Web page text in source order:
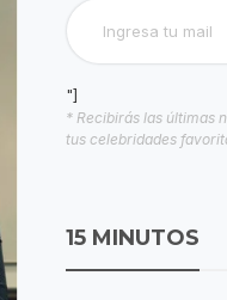
"]
* Recibirás las últimas
tus celebridades
15 MINUTOS